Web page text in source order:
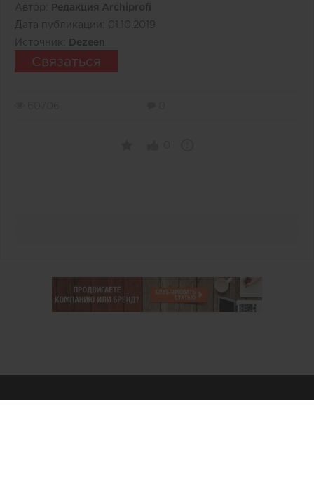
Автор:
Редакция Archiprofi
Дата публикации: 01.10.2019
Источник:
Dezeen
Связаться